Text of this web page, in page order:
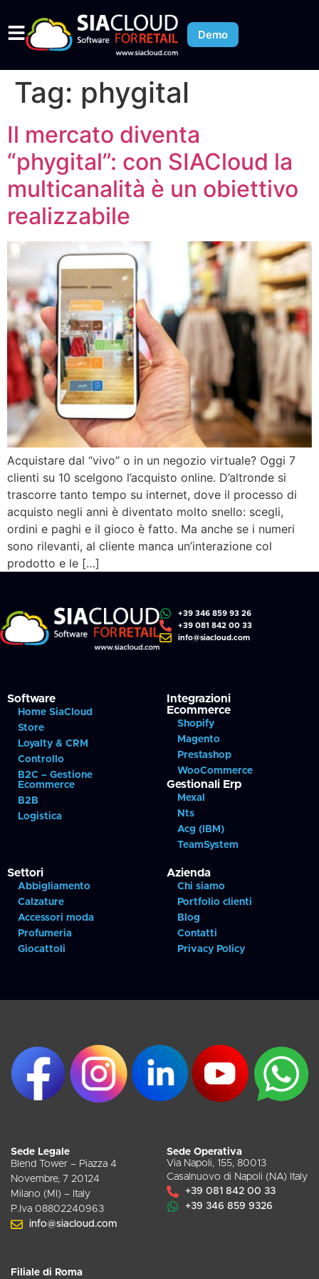
Demo
Tag: phygital
Il mercato diventa
“phygital”: con SIACloud la
multicanalità è un obiettivo
realizzabile
Acquistare dal “vivo” o in un negozio virtuale? Oggi 7
clienti su 10 scelgono l’acquisto online. D’altronde si
trascorre tanto tempo su internet, dove il processo di
acquisto negli anni è diventato molto snello: scegli,
ordini e paghi e il gioco è fatto. Ma anche se i numeri
sono rilevanti, al cliente manca un’interazione col
prodotto e le […]
+39 346 859 93 26
+39 081 842 00 33
info@siacloud.com
Software
Home SiaCloud
Store
Loyalty & CRM
Controllo
B2C – Gestione
Ecommerce
B2B
Logistica
Integrazioni
Ecommerce
Shopify
Magento
Prestashop
WooCommerce
Gestionali Erp
Mexal
Nts
Acg (IBM)
TeamSystem
Settori
Abbigliamento
Calzature
Accessori moda
Profumeria
Giocattoli
Azienda
Chi siamo
Portfolio clienti
Blog
Contatti
Privacy Policy
Sede Legale
Blend Tower – Piazza 4
Novembre, 7 20124
Milano (MI) – Italy
P.Iva 08802240963
info@siacloud.com
Sede Operativa
Via Napoli, 155, 80013
Casalnuovo di Napoli (NA) Italy
+39 081 842 00 33
+39 346 859 9326
Filiale di Roma